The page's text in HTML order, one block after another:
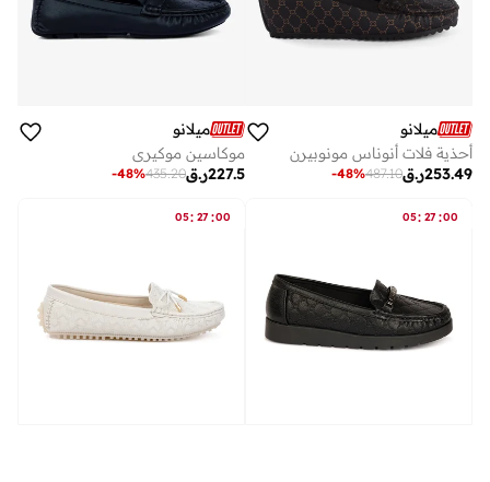
ميلانو
أحذية فلات أنوناس مونوبيرن
ر.ق253.49
487.10
-48%
ميلانو
موكاسين موكيري
ر.ق227.5
435.20
-48%
05: 27 :00
05: 27 :00